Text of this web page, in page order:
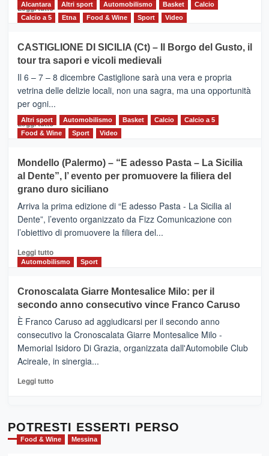
Leggi tutto Leggi
MOIO
ALCANTARA
–
Vivicittà,
alla
scoperta
del
territorio,
e
messaggi
di
Alcantara Altri sport Automobilismo Basket
Calcio
Calcio a 5
Etna Food & Wine Sport Video
CASTIGLIONE DI SICILIA (Ct) – Il Borgo del Gusto, il
tour tra sapori e vicoli medievali
Il 6 – 7 – 8 dicembre Castiglione sarà una vera e propria
vetrina delle delizie locali, non una sagra, ma una opportunità
per ogni...
Leggi tuttoLeggi
di
CASTIGLIONE
DI
SICILIA
(Ct)
–
Il
Borgo
Gusto,
il
tra
sapori
vicoli
medievali
Altri sport Automobilismo Basket Calcio
Calcio a 5
Food & Wine
Sport Video
Mondello (Palermo) – “E adesso Pasta – La Sicilia
al Dente”, l’ evento per promuovere la filiera del
grano duro siciliano
Arriva la prima edizione di “E adesso Pasta - La Sicilia al
Dente”, l’evento organizzato da Fizz Comunicazione con
l’obiettivo di promuovere la filiera del...
Leggi tuttoLeggi
di
Mondello
(Palermo)
–
“E
adesso
Pasta
–
Sicilia
l’
evento
per
Automobilismo Sport
Cronoscalata Giarre Montesalice Milo: per il
secondo anno consecutivo vince Franco Caruso
È Franco Caruso ad aggiudicarsi per il secondo anno
consecutivo la Cronoscalata Giarre Montesalice Milo -
Memorial Isidoro Di Grazia, organizzata dall'Automobile Club
Acireale, in sinergia...
Leggi tuttoLeggi
Cronoscalata
Giarre
Montesalice
POTRESTI ESSERTI PERSO
Food & Wine Messina